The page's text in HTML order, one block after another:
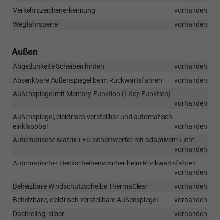
Verkehrszeichenerkennung
vorhanden
Wegfahrsperre
vorhanden
Außen
Abgedunkelte Scheiben hinten
vorhanden
Absenkbare Außenspiegel beim Rückwärtsfahren
vorhanden
Außenspiegel mit Memory-Funktion (I-Key-Funktion)
vorhanden
Außenspiegel, elektrisch verstellbar und automatisch
einklappbar
vorhanden
Automatische Matrix-LED-Scheinwerfer mit adaptivem Licht
vorhanden
Automatischer Heckscheibenwischer beim Rückwärtsfahren
vorhanden
Beheizbare Windschutzscheibe ThermaClear
vorhanden
Beheizbare, elektrisch verstellbare Außenspiegel
vorhanden
Dachreling, silber
vorhanden